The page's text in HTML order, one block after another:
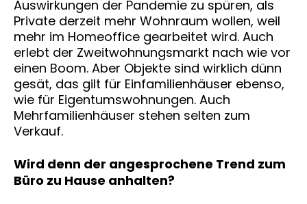
Auswirkungen der Pandemie zu spüren, als
Private derzeit mehr Wohnraum wollen, weil
mehr im Homeoffice gearbeitet wird. Auch
erlebt der Zweitwohnungsmarkt nach wie vor
einen Boom. Aber Objekte sind wirklich dünn
gesät, das gilt für Einfamilienhäuser ebenso,
wie für Eigentumswohnungen. Auch
Mehrfamilienhäuser stehen selten zum
Verkauf.
Wird denn der angesprochene Trend zum
Büro zu Hause anhalten?